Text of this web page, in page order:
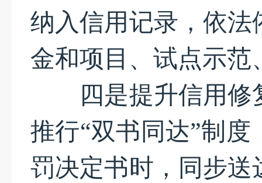
纳入信用记录，依
金和项目、试点示范
四是提升信用修
推行“双书同达”制
罚决定书时，同步